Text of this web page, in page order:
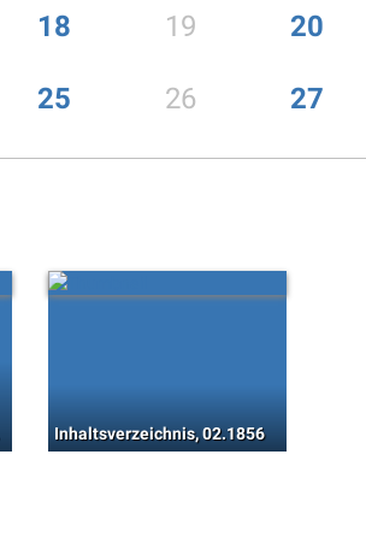
18 19 20
25 26 27
Inhaltsverzeichnis, 02.1856